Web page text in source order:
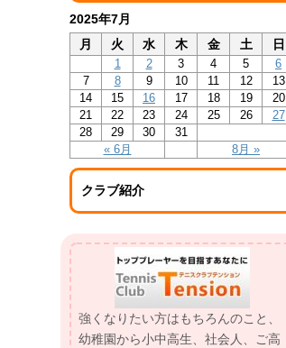
2025年7月
月
火 水 木 金 土 日
« 6月 8月 »
1 2 3 4 5
6
7
8 9 10 11 12
13
14
15 16 17 18 19
20
21
22 23 24 25 26
27
28
29 30 31
クラブ紹介
強くなりたい方はもちろんのこと、
幼稚園から小中高生、社会人、ご高